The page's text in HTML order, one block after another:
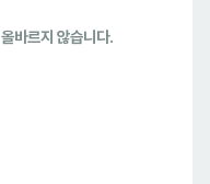
바르지 않습니다.